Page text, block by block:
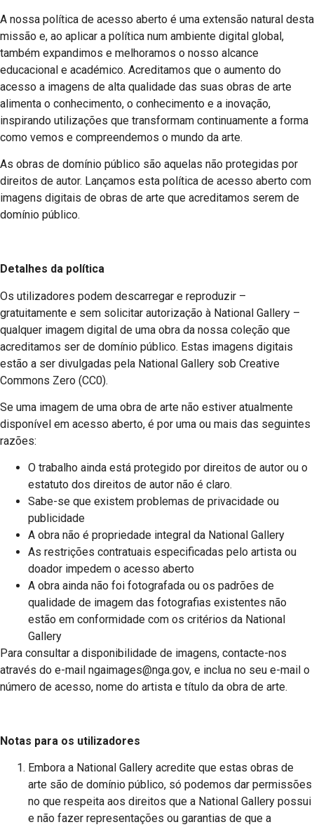
A nossa política de acesso aberto é uma extensão natural desta
missão e, ao aplicar a política num ambiente digital global,
também expandimos e melhoramos o nosso alcance
educacional e académico. Acreditamos que o aumento do
acesso a imagens de alta qualidade das suas obras de arte
alimenta o conhecimento, o conhecimento e a inovação,
inspirando utilizações que transformam continuamente a forma
como vemos e compreendemos o mundo da arte.
As obras de domínio público são aquelas não protegidas por
direitos de autor. Lançamos esta política de acesso aberto com
imagens digitais de obras de arte que acreditamos serem de
domínio público.
Detalhes da política
Os utilizadores podem descarregar e reproduzir –
gratuitamente e sem solicitar autorização à National Gallery –
qualquer imagem digital de uma obra da nossa coleção que
acreditamos ser de domínio público. Estas imagens digitais
estão a ser divulgadas pela National Gallery sob Creative
Commons Zero (CC0).
Se uma imagem de uma obra de arte não estiver atualmente
disponível em acesso aberto, é por uma ou mais das seguintes
razões:
O trabalho ainda está protegido por direitos de autor ou o
estatuto dos direitos de autor não é claro.
Sabe-se que existem problemas de privacidade ou
publicidade
A obra não é propriedade integral da National Gallery
As restrições contratuais especificadas pelo artista ou
doador impedem o acesso aberto
A obra ainda não foi fotografada ou os padrões de
qualidade de imagem das fotografias existentes não
estão em conformidade com os critérios da National
Gallery
Para consultar a disponibilidade de imagens, contacte-nos
através do e-mail ngaimages@nga.gov, e inclua no seu e-mail o
número de acesso, nome do artista e título da obra de arte.
Notas para os utilizadores
Embora a National Gallery acredite que estas obras de
arte são de domínio público, só podemos dar permissões
no que respeita aos direitos que a National Gallery possui
e não fazer representações ou garantias de que a